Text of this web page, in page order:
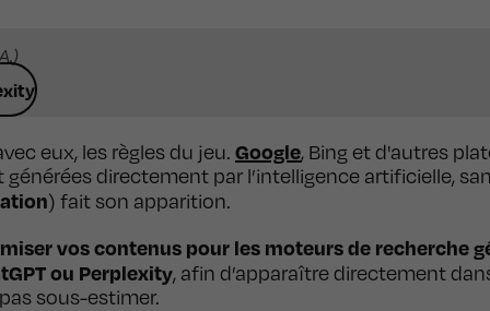
eux, les règles du jeu. Google, Bing et d'autres
directement par l’intelligence artificielle,
) fait son apparition.
vos contenus pour les moteurs de recherche
ou Perplexity, afin d’apparaître directement
sous-estimer.